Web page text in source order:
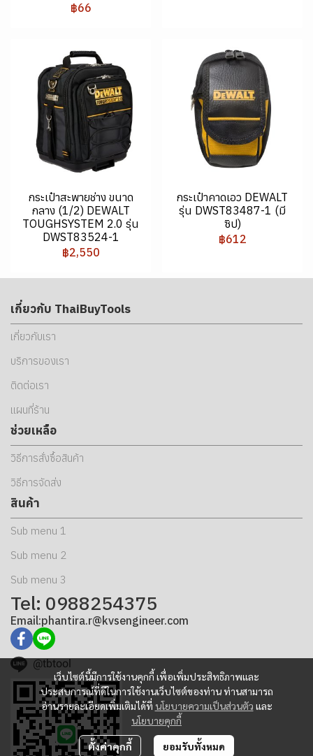
฿66
กระเป๋าสะพายช่าง ขนาด
กลาง (1/2) DEWALT
TOUGHSYSTEM 2.0 รุ่น
DWST83524-1
฿2,550
กระเป๋าคาดเอว DEWALT
รุ่น DWST83487-1 (มี
ซิป)
฿612
เว็บไซต์นี้มีการใช้งานคุกกี้ เพื่อเพิ่มประสิทธิภาพและ
ประสบการณ์ที่ดีในการใช้งานเว็บไซต์ของท่าน ท่านสามารถ
อ่านรายละเอียดเพิ่มเติมได้ที่ นโยบายความเป็นส่วนตัว และ
นโยบายคุกกี้
ตั้งค่าคุกกี้ ยอมรับทั้งหมด
เกี่ยวกับ ThaiBuyTools
เกี่ยวกับเรา
บริการของเรา
ติดต่อเรา
แผนที่ร้าน
ช่วยเหลือ
วิธีการสั่งซื้อสินค้า
วิธีการจัดส่ง
สินค้า
Sub menu 1
Sub menu 2
Sub menu 3
Tel: 0988254375
Email:phantira.r@kvsengineer.com
@tbtool